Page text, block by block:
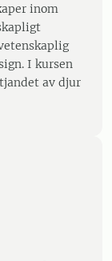
inom
I kursen
av djur